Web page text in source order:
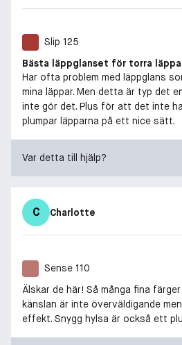
Slip 125
Bästa läppglanset för torra
Har ofta problem med läppglans
mina läppar. Men detta är typ det
inte gör det. Plus för att det inte
plumpar läpparna på ett nice sätt.
Var detta till hjälp?
C Charlotte
Sense 110
Älskar de här! Så många fina
känslan är inte överväldigande
effekt. Snygg hylsa är också ett